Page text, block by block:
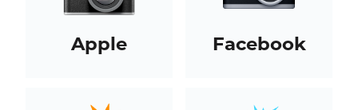
Apple Facebook